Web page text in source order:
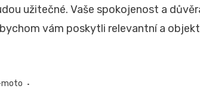
užitečné. Vaše spokojenost a
vám poskytli relevantní a